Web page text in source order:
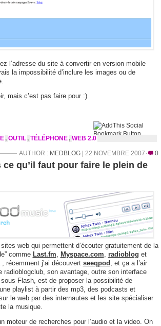
l’adresse du site à convertir en version mobile
la impossibilité d’inclure les images ou de
mais c’est pas faire pour :)
, OUTIL , TÉLÉPHONE , WEB 2.0
AUTHOR : MEDBLOG| 22 NOVEMBRE 2007 0
ce qu’il faut pour faire le plein de
web qui permettent d’écouter gratuitement de la
comme Last.fm, Myspace.com, radioblog et
, récemment j’ai découvert seeqpod , et ça a l’air
radioblogclub, son avantage, outre son interface
Flash, est de proposer la possibilité de
playlist à partir des mp3, des podcasts et
le web par des internautes et les site spécialiser
la musique.
moteur de recherches pour l’audio et la video. On